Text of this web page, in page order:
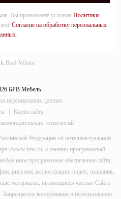
, Вы принимаете условия Политики
Согласие на обработку персональных
БРВ Мебель
персональных данных
| Карта сайта
|
технологий
Федерации об интеллектуальной
www.brw.ru, а именно программный
иное программное обеспечение сайта,
рисунки, иллюстрации, видео, названия,
материалы, являющиеся частью Сайта
копирование и использование